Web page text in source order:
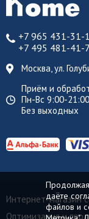
+7 965 431-31-
+7 495 481-41-
Москва, ул.
Приём и
Пн-Вс 9:00-21:00
Без выходных
Интернет-магазин
Оптимизация и
даёте
файлов и